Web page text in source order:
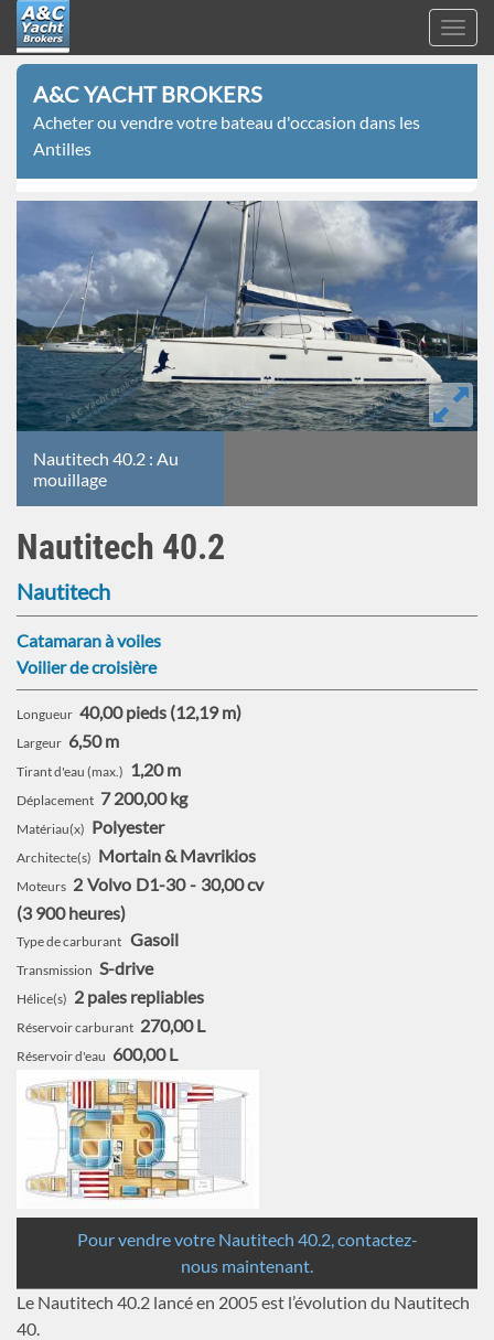
Aller
contenu
principal
A&C
Yacht
Brokers
A&C YACHT BROKERS
Acheter ou vendre votre bateau d'occasion dans les
Antilles
40.2
mouillage
Nautitech 40.2 : Au
mouillage
Nautitech 40.2
Nautitech
Catamaran à voiles
Voilier de croisière
Longueur 40,00 pieds (12,19 m)
Largeur 6,50 m
Tirant d'eau (max.) 1,20 m
Déplacement 7 200,00 kg
Matériau(x) Polyester
Architecte(s) Mortain & Mavrikios
Moteurs 2 Volvo D1-30
30,00 cv
3 900 heures
Type de carburant Gasoil
Transmission S-drive
Hélice(s) 2 pales repliables
Réservoir carburant 270,00 L
Réservoir d'eau 600,00 L
Pour vendre votre Nautitech 40.2, contactez-
nous maintenant.
Le Nautitech 40.2 lancé en 2005 est l’évolution du Nautitech
40.